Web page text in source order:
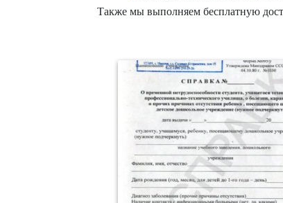
Также мы выполняем бесплатную